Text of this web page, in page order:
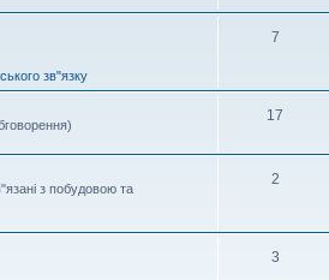
зв"язку
7
17
з побудовою та
2
3